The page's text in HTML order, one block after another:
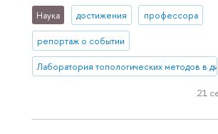
Наука достижения профессора
репортаж о событии
Лаборатория топологических методов в
21